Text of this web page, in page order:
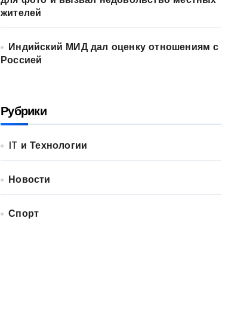
жителей
Индийский МИД дал оценку отношениям с
Россией
Рубрики
IT и Технологии
Новости
Спорт